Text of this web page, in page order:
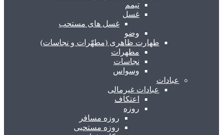
تیمم
غسل
غسل های مستحب
وضو
طهارت ظاهری (مطهّرات و نجاسات)
مطهرات
نجاسات
وسواس
عبادات
عبادات غیرمالی
اعتکاف
روزه
روزه مسافر
روزه مستحبی